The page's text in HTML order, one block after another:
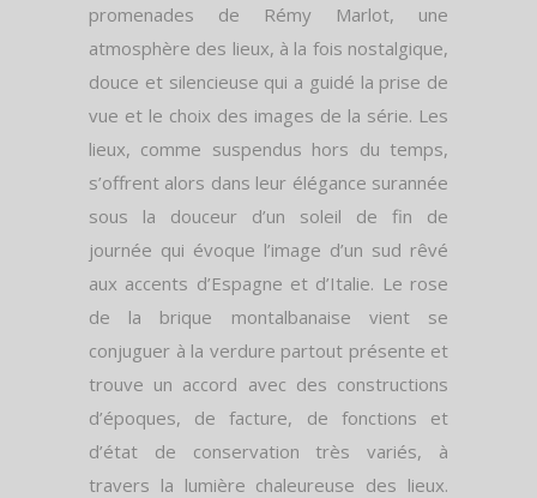
promenades de Rémy Marlot, une
atmosphère des lieux, à la fois nostal­gique,
douce et silencieuse qui a guidé la prise de
vue et le choix des images de la série. Les
lieux, comme suspendus hors du temps,
s’offrent alors dans leur élégance surannée
sous la douceur d’un soleil de fin de
journée qui évoque l’image d’un sud rêvé
aux accents d’Espagne et d’Italie. Le rose
de la brique montalbanaise vient se
conjuguer à la verdure partout présente et
trouve un accord avec des constructions
d’époques, de facture, de fonctions et
d’état de conservation très variés, à
travers la lumière chaleureuse des lieux.